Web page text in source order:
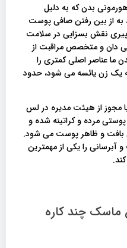
بدن که به دلیل
از بین رفتن صافی پوست
نقش بسزایی در سلامت
دان و متخصص مراقبت از
عناصر اصلی کمتری را
که یک زن یائسه می شود، حدود
مجوز از هیئت مدیره در لس
مرده و کراتینه شده و
بافت و ظاهر پوست می شود.
آبرسانی را یکی از مهمترین
چند کاره